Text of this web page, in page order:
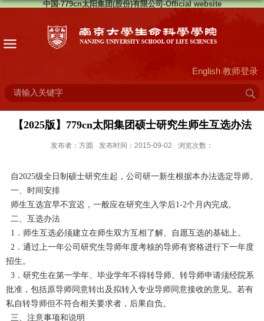
中国·779cn太阳集团(股份)有限公司-Official website
English 教师登录
【2025版】779cn太阳集团硕士研究生师生互选办法
发布者：方圆 发布时间：2015-09-02 浏览次数：
自2025级全日制硕士研究生起，公司研一新生根据本办法选定导师。
一、时间安排
师生互选宜早不宜迟，一般应在研究生入学后1-2个月内完成。
二、互选办法
1．师生互选必须建立在师生双方互相了解、自愿互选的基础上。
2．通过上一年公司研究生导师年度考核的导师有资格进行下一年度
招生。
3．研究生在第一学年、毕业学年不得转导师。转导师申请须经院系
批准，包括原导师同意转出及拟转入专业导师同意接收的意见。若有
私自转导师但不符合相关要求者，后果自负。
三、注意事项和说明